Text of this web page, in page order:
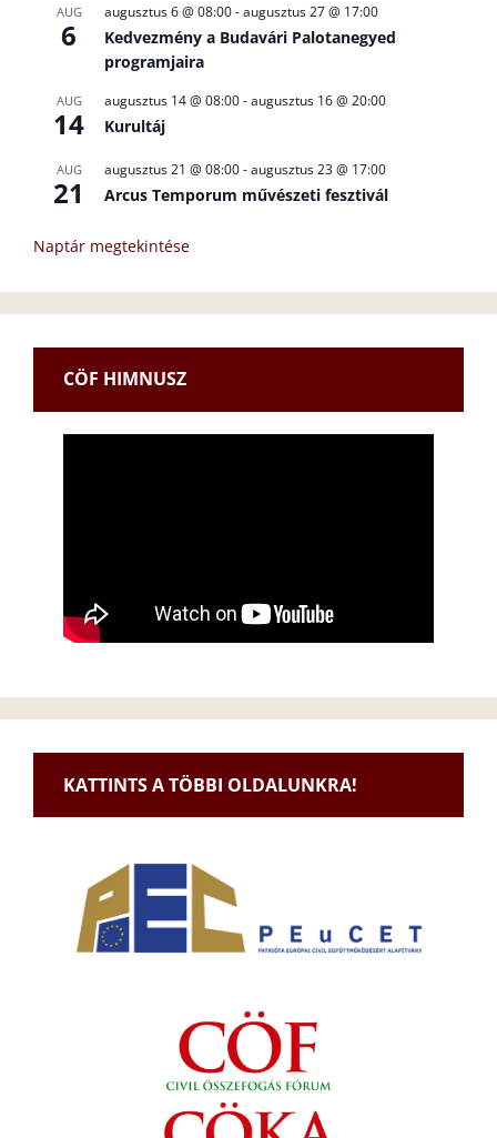
AUG
6
augusztus 6 @ 08:00-augusztus 27 @ 17:00
Kedvezmény a Budavári Palotanegyed
programjaira
AUG
14
augusztus 14 @ 08:00-augusztus 16 @ 20:00
Kurultáj
AUG
21
augusztus 21 @ 08:00-augusztus 23 @ 17:00
Arcus Temporum művészeti fesztivál
Naptár megtekintése
CÖF HIMNUSZ
KATTINTS A TÖBBI OLDALUNKRA!